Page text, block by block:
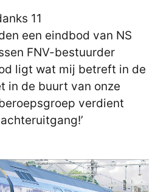
11
een eindbod van NS
FNV-bestuurder
ligt wat mij betreft in de
in de buurt van onze
verdient